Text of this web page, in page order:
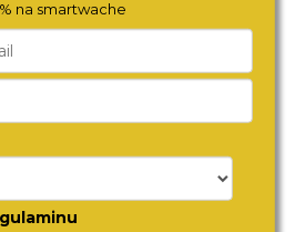
TORII
450,-
na smartwache